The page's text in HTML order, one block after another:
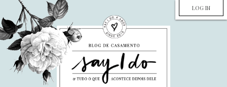
LOG IN